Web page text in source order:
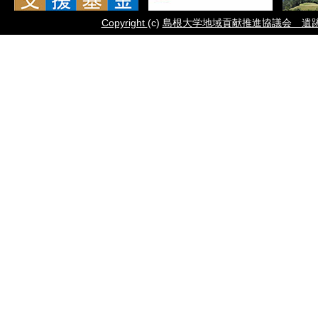
Copyright (c) 島根大学地域貢献推進協議会 遺